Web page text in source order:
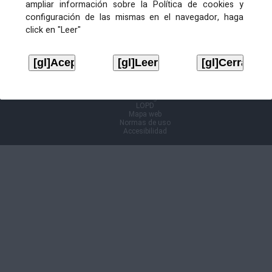
ampliar información sobre la Política de cookies y
configuración de las mismas en el navegador, haga
click en "Leer"
Ficheiros de publicación
EDICTO
Volver á páxina anterior
LOPD
Mapa web
Normas de uso
Accesibilidad